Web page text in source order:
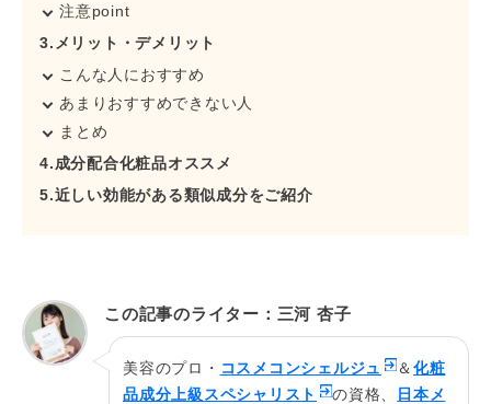
注意point
3.メリット・デメリット
こんな人におすすめ
あまりおすすめできない人
まとめ
4.成分配合化粧品オススメ
5.近しい効能がある類似成分をご紹介
この記事のライター：三河 杏子
美容のプロ・ コスメコンシェルジュ ＆ 化粧
品成分上級スペシャリスト
の資格、
日本メ